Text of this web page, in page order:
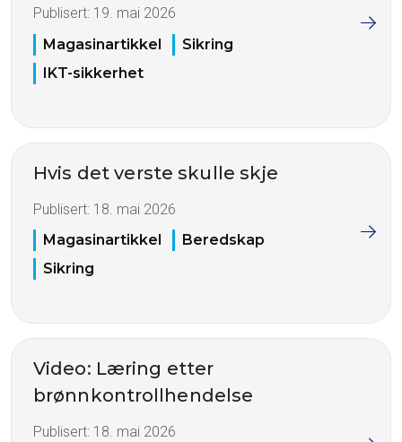
Publisert: 19. mai 2026
Magasinartikkel
Sikring
IKT-sikkerhet
Hvis det verste skulle skje
Publisert: 18. mai 2026
Magasinartikkel
Beredskap
Sikring
Video: Læring etter
brønnkontrollhendelse
Publisert: 18. mai 2026